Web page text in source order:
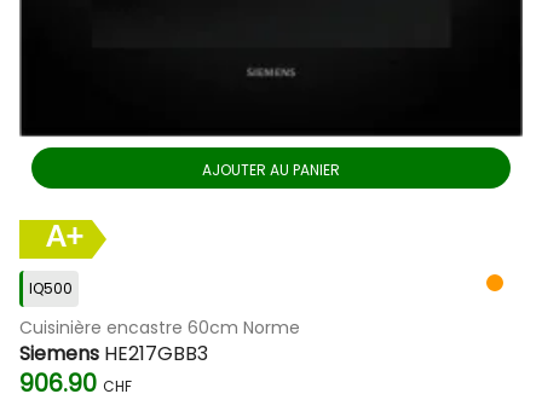
AJOUTER AU PANIER
A+
IQ500
Cuisinière encastre 60cm Norme
Siemens HE217GBB3
906.90 CHF